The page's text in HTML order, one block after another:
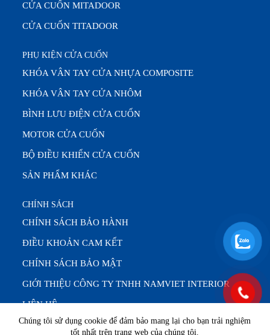
Chúng tôi sử dụng cookie để đảm bảo mang lại cho bạn trải nghiệm
tốt nhất trên trang web của chúng tôi.
CỬA CUỐN MITADOOR
CỬA CUỐN TITADOOR
PHỤ KIỆN CỬA CUỐN
KHÓA VÂN TAY CỬA NHỰA COMPOSITE
KHÓA VÂN TAY CỬA NHÔM
BÌNH LƯU ĐIỆN CỬA CUỐN
MOTOR CỬA CUỐN
BỘ ĐIỀU KHIỂN CỬA CUỐN
SẢN PHẨM KHÁC
CHÍNH SÁCH
CHÍNH SÁCH BẢO HÀNH
ĐIỀU KHOẢN CAM KẾT
CHÍNH SÁCH BẢO MẬT
GIỚI THIỆU CÔNG TY TNHH NAMVIET INTERIOR
LIÊN HỆ